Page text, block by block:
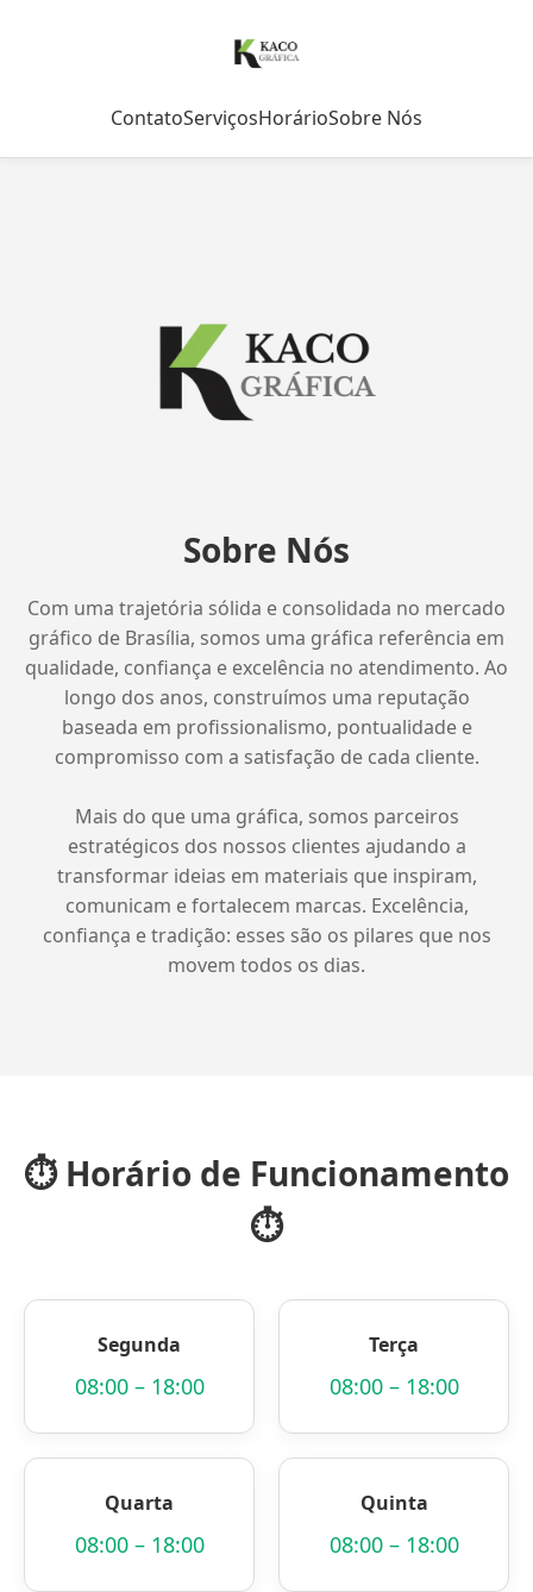
ContatoServiçosHorárioSobre Nós
Sobre Nós
Com uma trajetória sólida e consolidada no mercado
gráfico de Brasília, somos uma gráfica referência em
qualidade, confiança e excelência no atendimento. Ao
longo dos anos, construímos uma reputação
baseada em profissionalismo, pontualidade e
compromisso com a satisfação de cada cliente.
Mais do que uma gráfica, somos parceiros
estratégicos dos nossos clientes ajudando a
transformar ideias em materiais que inspiram,
comunicam e fortalecem marcas. Excelência,
confiança e tradição: esses são os pilares que nos
movem todos os dias.
⏱️Horário de Funcionamento
⏱️
Segunda
08:00 – 18:00
Terça
08:00 – 18:00
Quarta
08:00 – 18:00
Quinta
08:00 – 18:00